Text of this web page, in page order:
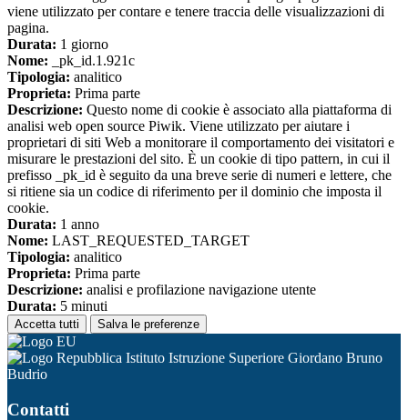
viene utilizzato per contare e tenere traccia delle visualizzazioni di
pagina.
Durata: 1 giorno
Nome: _pk_id.1.921c
Tipologia: analitico
Proprieta: Prima parte
Descrizione: Questo nome di cookie è associato alla piattaforma di
analisi web open source Piwik. Viene utilizzato per aiutare i
proprietari di siti Web a monitorare il comportamento dei visitatori e
misurare le prestazioni del sito. È un cookie di tipo pattern, in cui il
prefisso _pk_id è seguito da una breve serie di numeri e lettere, che
si ritiene sia un codice di riferimento per il dominio che imposta il
cookie.
Durata: 1 anno
Nome: LAST_REQUESTED_TARGET
Tipologia: analitico
Proprieta: Prima parte
Descrizione: analisi e profilazione navigazione utente
Durata: 5 minuti
Accetta tutti Salva le preferenze
Istituto Istruzione Superiore Giordano Bruno
Budrio
Contatti